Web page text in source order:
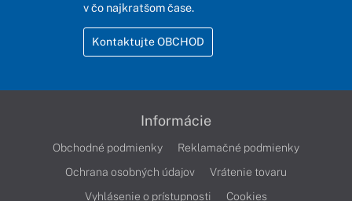
v čo najkratšom čase.
Kontaktujte OBCHOD
Informácie
Obchodné podmienky
Reklamačné podmienky
Ochrana osobných údajov
Vrátenie tovaru
Vyhlásenie o prístupnosti
Cookies